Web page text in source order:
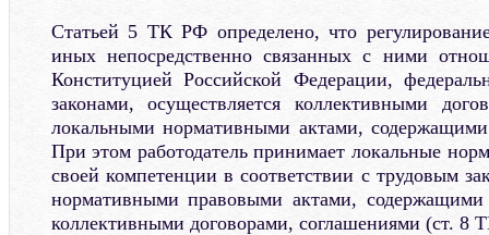
Статьей 5 ТК РФ определено, что
иных непосредственно связанных с ними
Конституцией Российской Федерации,
законами, осуществляется коллективными
локальными нормативными актами,
При этом работодатель принимает локальные
своей компетенции в соответствии с трудовым
нормативными правовыми актами,
коллективными договорами, соглашениями (ст. 8